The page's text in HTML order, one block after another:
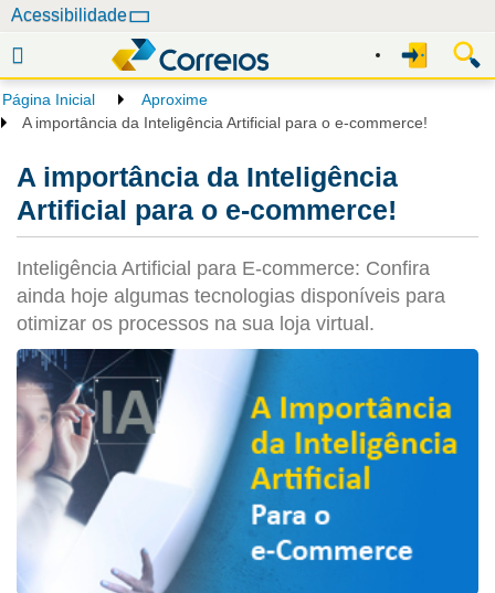
e
g
Acessibilidade
Página Inicial
Aproxime
A importância da Inteligência Artificial para o e-commerce!
A importância da Inteligência
Artificial para o e-commerce!
Inteligência Artificial para E-commerce: Confira
ainda hoje algumas tecnologias disponíveis para
otimizar os processos na sua loja virtual.